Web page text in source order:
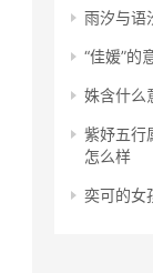
雨汐与语
“佳媛”的
姝含什么
紫妤五行
怎么样
奕可的女